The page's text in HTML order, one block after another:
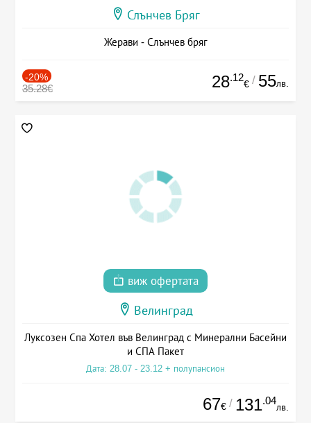
Слънчев Бряг
Жерави - Слънчев бряг
-20%
35.28€ 28.12
€ / 55лв.
виж офертата
Велинград
Луксозен Спа Хотел във Велинград с Минерални Басейни
и СПА Пакет
Дата: 28.07 - 23.12 + полупансион
67€ / 131.04
лв.